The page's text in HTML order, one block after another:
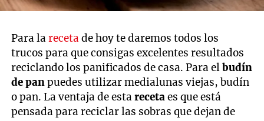
Para lareceta de hoy te daremos todos los
trucos para que consigas excelentes resultados
reciclando los panificados de casa. Para elbudín
de panpuedes utilizar medialunas viejas, budín
o pan. La ventaja de estarecetaes que está
pensada para reciclar las sobras que dejan de